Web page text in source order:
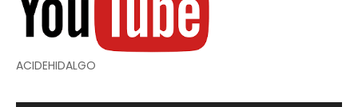
ACIDEHIDALGO